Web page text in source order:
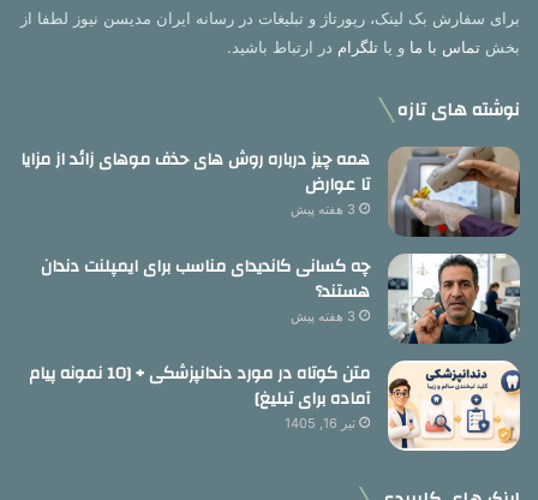
برای سفارش بک لینک، رپورتاژ و تبلیغات در رسانه ایران مدیسن نیوز لطفا از
بخش تماس با ما و یا تلگرام در ارتباط باشید.
نوشته های تازه
همه چیز درباره روش های حذف موهای زائد از مزایا
تا عوارض
3 هفته پیش
چه کسانی کاندیدای مناسب برای ایمپلنت دندان
هستند؟
3 هفته پیش
متن کوتاه در مورد دندانپزشکی + [10 نمونه پیام
آماده برای تبلیغ]
تیر 16, 1405